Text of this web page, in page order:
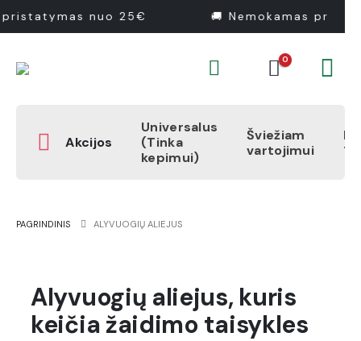
nuo 25€ 🚚 Nemokamas
0
Akcijos
Universalus
(Tinka
kepimui)
Šviežiam
vartojimui
PAGRINDINIS ALYVUOGIŲ ALIEJUS
Alyvuogių aliejus, kuris
keičia žaidimo taisykles